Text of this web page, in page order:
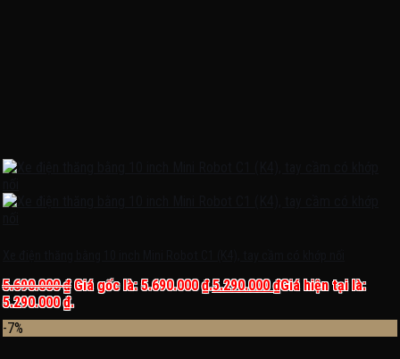
5.690.000₫ Giá gốc là: 5.690.000 ₫.5.290.000₫Giá hiện tại là:
5.290.000 ₫.
-7%